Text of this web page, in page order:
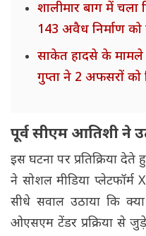
शालीमार बाग में चला
143 अवैध निर्माण
साकेत हादसे के मामले
गुप्ता ने 2 अफसरों को
पूर्व सीएम आतिशी ने
इस घटना पर प्रतिक्रिया देते
ने सोशल मीडिया
सीधे सवाल उठाया कि
ओएसएम टेंडर प्रक्रिया से